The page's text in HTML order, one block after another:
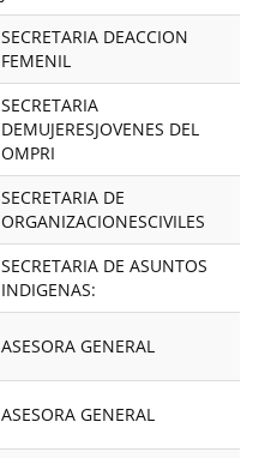
SECRETARIA DEACCION
FEMENIL
SECRETARIA
DEMUJERESJOVENES DEL
OMPRI
SECRETARIA DE
ORGANIZACIONESCIVILES
SECRETARIA DE ASUNTOS
INDIGENAS:
ASESORA GENERAL
ASESORA GENERAL